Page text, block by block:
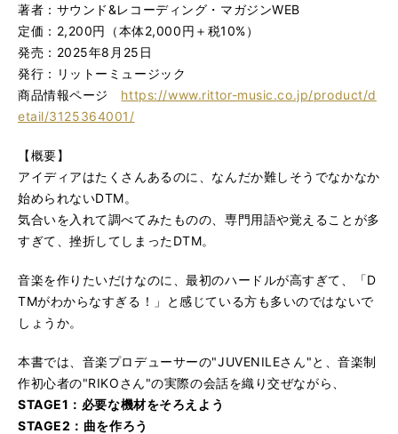
著者：サウンド&レコーディング・マガジンWEB
定価：2,200円（本体2,000円＋税10%）
発売：2025年8月25日
発行：リットーミュージック
商品情報ページ https://www.rittor-music.co.jp/product/d
etail/3125364001/
【概要】
アイディアはたくさんあるのに、なんだか難しそうでなかなか
始められないDTM。
気合いを入れて調べてみたものの、専門用語や覚えることが多
すぎて、挫折してしまったDTM。
音楽を作りたいだけなのに、最初のハードルが高すぎて、「D
TMがわからなすぎる！」と感じている方も多いのではないで
しょうか。
本書では、音楽プロデューサーの"JUVENILEさん"と、音楽制
作初心者の"RIKOさん"の実際の会話を織り交ぜながら、
STAGE1：必要な機材をそろえよう
STAGE2：曲を作ろう